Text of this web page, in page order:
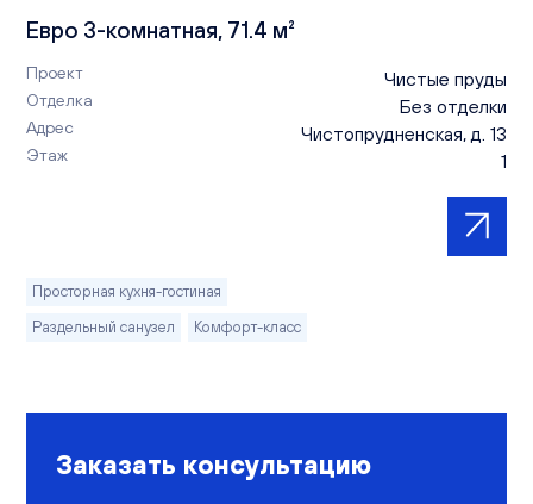
Евро 3-комнатная, 71.4 м²
Проект Чистые пруды
Отделка Без отделки
Адрес Чистопрудненская, д. 13
Этаж 1
Просторная кухня-гостиная
Раздельный санузел
Комфорт-класс
Заказать консультацию